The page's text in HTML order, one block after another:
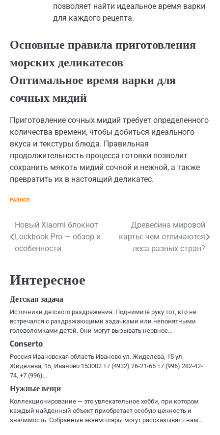
позволяет найти идеальное время варки
для каждого рецепта.
Основные правила приготовления
морских деликатесов
Оптимальное время варки для
сочных мидий
Приготовление сочных мидий требует определенного
количества времени, чтобы добиться идеального
вкуса и текстуры блюда. Правильная
продолжительность процесса готовки позволит
сохранить мякоть мидий сочной и нежной, а также
превратить их в настоящий деликатес.
РАЗНОЕ
Навигация
по
Новый Xiaomi блокнот
Lockbook Pro — обзор и
особенности
Древесина мировой
карты: чем отличаются
леса разных стран?
Интересное
Детская задача
Источники детского раздражения: Поднимите руку тот, кто не
встречался с раздражающими задачками или непонятными
головоломками детей. Они могут вызывать нервное…
Conserto
Россия Ивановская область Иваново ул. Жиделева, 15 ул.
Жиделева, 15, Иваново 153002 +7 (4932) 26-21-65 +7 (996) 282-42-
74, +7 (996)…
Нужные вещи
Коллекционирование — это увлекательное хобби, при котором
каждый найденный объект приобретает особую ценность и
значимость. Собранные экземпляры могут рассказывать нам…